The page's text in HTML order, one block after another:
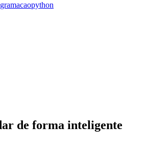
python
de forma inteligente